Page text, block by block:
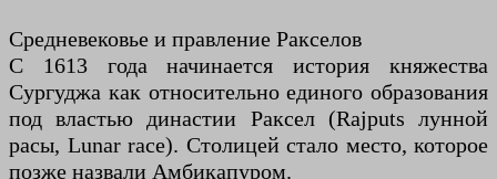
Средневековье и правление Ракселов
С 1613 года начинается история княжества
Сургуджа как относительно единого образования
под властью династии Раксел (Rajputs лунной
расы, Lunar race). Столицей стало место, которое
позже назвали Амбикапуром.